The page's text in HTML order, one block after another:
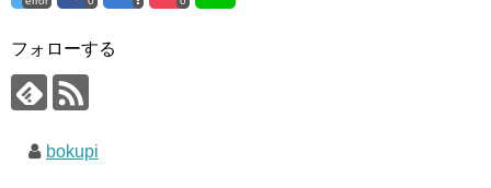
フォローする
bokupi